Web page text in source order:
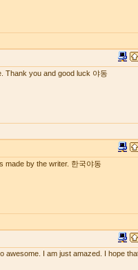
Thank you and good luck 야동
made by the writer. 한국야동
awesome. I am just amazed. I hope